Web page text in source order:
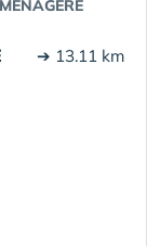
➔ 13.11 km